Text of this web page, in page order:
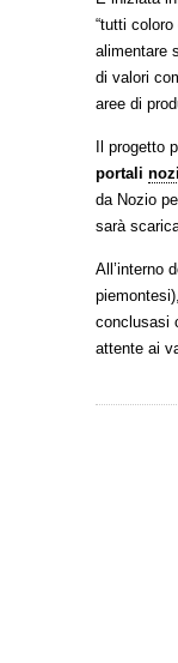
“tutti
alimentare
di valori
aree di
Il progetto
portali
da Nozio
sarà
All’interno
conclusasi
attente ai